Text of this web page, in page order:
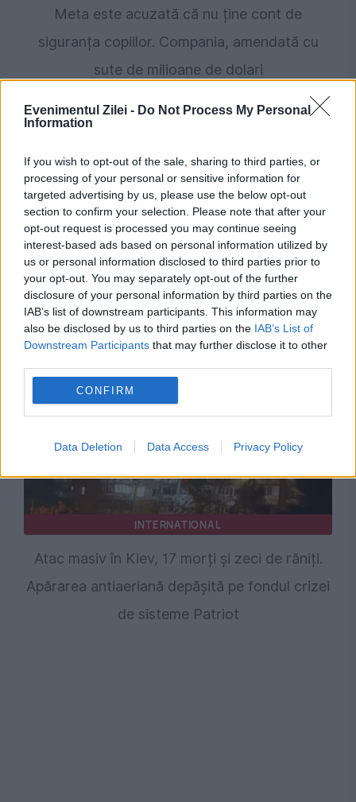
Evenimentul Zilei - Do Not Process My Personal
Information
If you wish to opt-out of the sale, sharing to third parties, or
processing of your personal or sensitive information for
targeted advertising by us, please use the below opt-out
section to confirm your selection. Please note that after your
opt-out request is processed you may continue seeing
interest-based ads based on personal information utilized by
us or personal information disclosed to third parties prior to
your opt-out. You may separately opt-out of the further
disclosure of your personal information by third parties on the
IAB’s list of downstream participants. This information may
also be disclosed by us to third parties on the IAB’s List of
Downstream Participants that may further disclose it to other
CONFIRM
Data Deletion Data Access Privacy Policy
Meta este acuzată că nu ține cont de
siguranța copiilor. Compania, amendată cu
sute de milioane de dolari
INTERNATIONAL
Dezastrul de la Hiroshima s-ar putea repeta.
Mesajul lansat la 81 de ani de la atacul nuclear
INTERNATIONAL
Atac masiv în Kiev, 17 morți și zeci de răniți.
Apărarea antiaeriană depășită pe fondul crizei
de sisteme Patriot